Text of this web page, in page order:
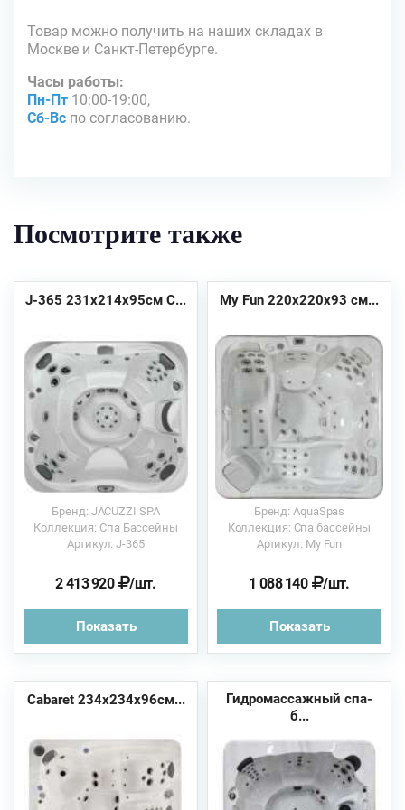
Товар можно получить на наших складах в
Москве и Санкт-Петербурге.
Часы работы:
Пн-Пт 10:00-19:00,
Сб-Вс по согласованию.
Посмотрите также
J-365 231х214х95см С...
Бренд: JACUZZI SPA
Коллекция: Спа Бассейны
Артикул: J-365
2 413 920 /шт.
Показать
My Fun 220х220х93 см...
Бренд: AquaSpas
Коллекция: Спа бассейны
Артикул: My Fun
1 088 140 /шт.
Показать
Cabaret 234x234x96см...
Гидромассажный спа-
б...